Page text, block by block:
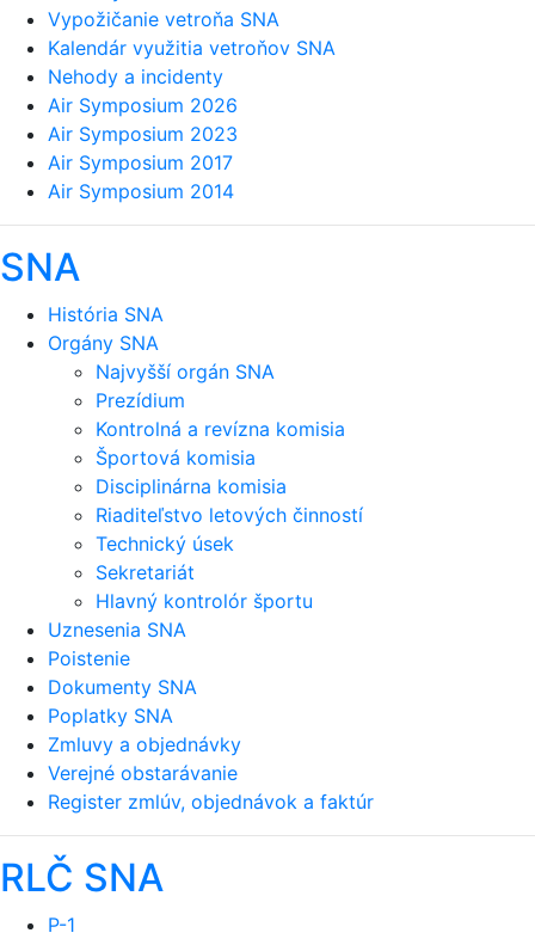
Vypožičanie vetroňa SNA
Kalendár využitia vetroňov SNA
Nehody a incidenty
Air Symposium 2026
Air Symposium 2023
Air Symposium 2017
Air Symposium 2014
SNA
História SNA
Orgány SNA
Najvyšší orgán SNA
Prezídium
Kontrolná a revízna komisia
Športová komisia
Disciplinárna komisia
Riaditeľstvo letových činností
Technický úsek
Sekretariát
Hlavný kontrolór športu
Uznesenia SNA
Poistenie
Dokumenty SNA
Poplatky SNA
Zmluvy a objednávky
Verejné obstarávanie
Register zmlúv, objednávok a faktúr
RLČ SNA
P-1